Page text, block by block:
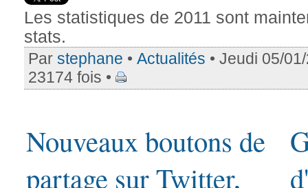
Les statistiques de 2011 sont
stats.
Par stephane • Actualités • Jeudi 05/
23174 fois •
Nouveaux boutons de
partage sur Twitter,